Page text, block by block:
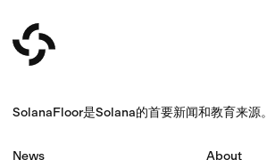
SolanaFloor是Solana的首要新闻和教育来源。
News About